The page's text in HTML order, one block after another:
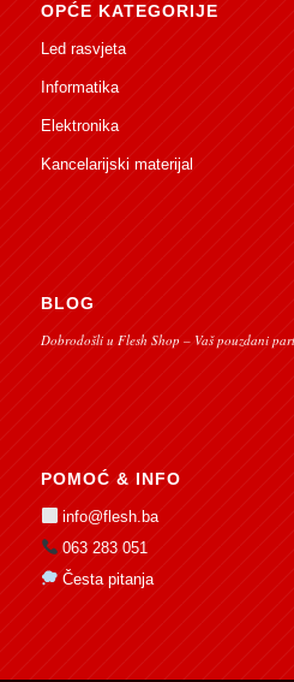
OPĆE KATEGORIJE
Led rasvjeta
Informatika
Elektronika
Kancelarijski materijal
BLOG
Dobrodošli u Flesh Shop – Vaš pouzdani
POMOĆ & INFO
info@flesh.ba
063 283 051
Česta pitanja